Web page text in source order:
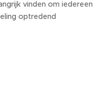
vinden om iedereen
optredend